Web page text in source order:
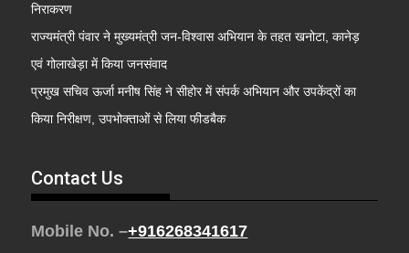
निराकरण
राज्यमंत्री पंवार ने मुख्यमंत्री जन-विश्वास अभियान के तहत खनोटा, कानेड़
एवं गोलाखेड़ा में किया जनसंवाद
प्रमुख सचिव ऊर्जा मनीष सिंह ने सीहोर में संपर्क अभियान और उपकेंद्रों का
किया निरीक्षण, उपभोक्ताओं से लिया फीडबैक
Contact Us
Mobile No. –+916268341617